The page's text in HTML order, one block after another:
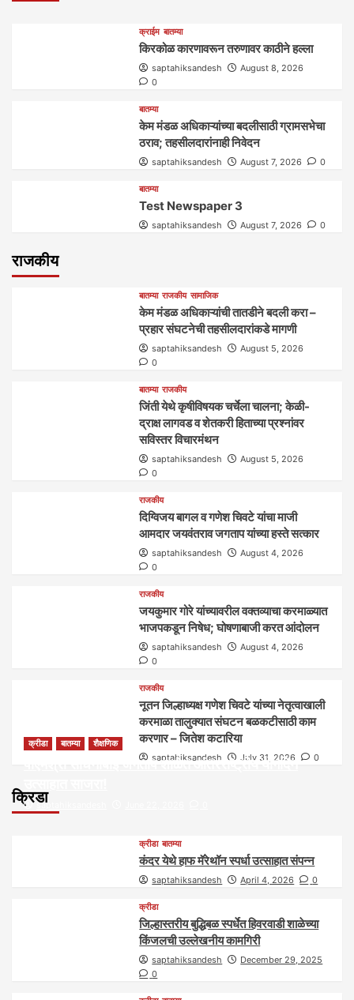
क्राईम बातम्या
किरकोळ कारणावरून तरुणावर काठीने हल्ला
saptahiksandesh
August 8, 2026
0
बातम्या
केम मंडळ अधिकाऱ्यांच्या बदलीसाठी ग्रामसभेचा
ठराव; तहसीलदारांनाही निवेदन
saptahiksandesh August 7, 2026 0
बातम्या
Test Newspaper 3
saptahiksandesh August 7, 2026 0
राजकीय
बातम्या राजकीय सामाजिक
केम मंडळ अधिकाऱ्यांची तातडीने बदली करा –
प्रहार संघटनेची तहसीलदारांकडे मागणी
saptahiksandesh
August 5, 2026
0
बातम्या राजकीय
जिंती येथे कृषीविषयक चर्चेला चालना; केळी-
द्राक्ष लागवड व शेतकरी हिताच्या प्रश्नांवर
सविस्तर विचारमंथन
saptahiksandesh
August 5, 2026
0
राजकीय
दिग्विजय बागल व गणेश चिवटे यांचा माजी
आमदार जयवंतराव जगताप यांच्या हस्ते सत्कार
saptahiksandesh
August 4, 2026
0
राजकीय
जयकुमार गोरे यांच्यावरील वक्तव्याचा करमाळ्यात
भाजपकडून निषेध; घोषणाबाजी करत आंदोलन
saptahiksandesh
August 4, 2026
0
राजकीय
नूतन जिल्हाध्यक्ष गणेश चिवटे यांच्या नेतृत्वाखाली
करमाळा तालुक्यात संघटन बळकटीसाठी काम
करणार – जितेश कटारिया
saptahiksandesh July 31, 2026 0
क्रिडा
क्रीडा बातम्या शैक्षणिक
पीएमश्री साधनाबाई जगताप शाळेत आंतरराष्ट्रीय योगदिन
saptahiksandesh
क्रीडा बातम्या
कंदर येथे हाफ मॅरेथॉन स्पर्धा उत्साहात संपन्न
saptahiksandesh April 4, 2026 0
क्रीडा
जिल्हास्तरीय बुद्धिबळ स्पर्धेत हिवरवाडी शाळेच्या
किंजलची उल्लेखनीय कामगिरी
saptahiksandesh
December 29, 2025
0